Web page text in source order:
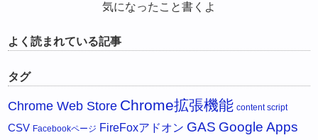
気になったこと書くよ
よく読まれている記事
タグ
Chrome Web Store Chrome拡張機能 content script
CSV Facebookページ FireFoxアドオン GAS Google Apps